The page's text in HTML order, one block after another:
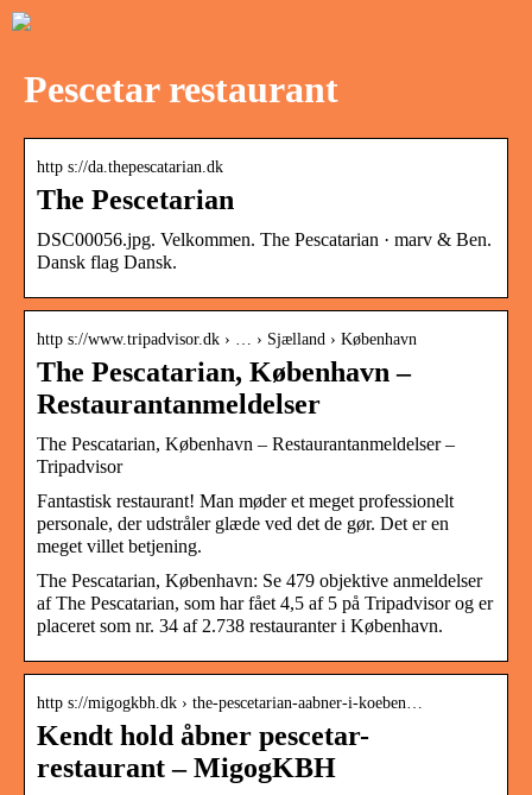
Pescetar restaurant
http s://da.thepescatarian.dk
The Pescetarian
DSC00056.jpg. Velkommen. The Pescatarian · marv & Ben.
Dansk flag Dansk.
http s://www.tripadvisor.dk › … › Sjælland › København
The Pescatarian, København –
Restaurantanmeldelser
The Pescatarian, København – Restaurantanmeldelser –
Tripadvisor
Fantastisk restaurant! Man møder et meget professionelt
personale, der udstråler glæde ved det de gør. Det er en
meget villet betjening.
The Pescatarian, København: Se 479 objektive anmeldelser
af The Pescatarian, som har fået 4,5 af 5 på Tripadvisor og er
placeret som nr. 34 af 2.738 restauranter i København.
http s://migogkbh.dk › the-pescetarian-aabner-i-koeben…
Kendt hold åbner pescetar-
restaurant – MigogKBH